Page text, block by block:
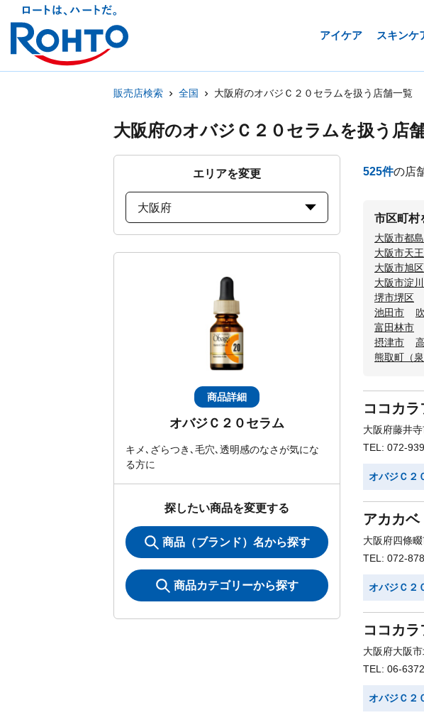
アイケア スキンケ
販売店検索 全国 大阪府のオバジＣ２０セラムを扱う店舗一覧
大阪府のオバジＣ２０セラムを扱う店
エリアを変更
大阪府
商品詳細
オバジＣ２０セラム
キメ､ざらつき､毛穴､透明感のなさが気にな
る方に
探したい商品を変更する
商品（ブランド）名から探す
商品カテゴリーから探す
525件の店
市区町村
大阪市都
大阪市天
大阪市旭区
大阪市淀
堺市堺区
池田市
富田林市
摂津市
熊取町（泉
ココカ
大阪府藤井
TEL: 072-
オバジＣ２
アカカ
大阪府四條
TEL: 072-
オバジＣ２
ココカ
大阪府大阪
TEL: 06-
オバジＣ２